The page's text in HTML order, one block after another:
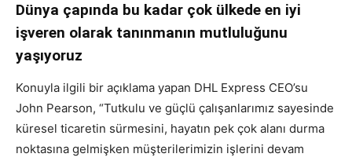
Dünya çapında bu kadar çok ülkede en iyi
işveren olarak tanınmanın mutluluğunu
yaşıyoruz
Konuyla ilgili bir açıklama yapan DHL Express CEO’su
John Pearson, “Tutkulu ve güçlü çalışanlarımız sayesinde
küresel ticaretin sürmesini, hayatın pek çok alanı durma
noktasına gelmişken müşterilerimizin işlerini devam